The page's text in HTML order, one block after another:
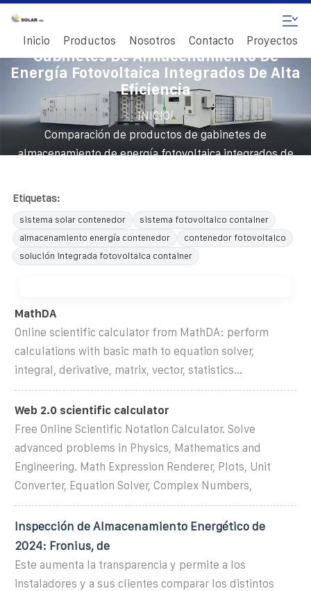
Inicio Productos Nosotros Contacto Proyectos
Comparación De Productos De
Gabinetes De Almacenamiento De
Energía Fotovoltaica Integrados De Alta
Eficiencia
INICIO/
Comparación de productos de gabinetes de
almacenamiento de energía fotovoltaica integrados de
Etiquetas:
sistema solar contenedor
sistema fotovoltaico container
almacenamiento energía contenedor
contenedor fotovoltaico
solución integrada fotovoltaica container
MathDA
Online scientific calculator from MathDA: perform
calculations with basic math to equation solver,
integral, derivative, matrix, vector, statistics...
Web 2.0 scientific calculator
Free Online Scientific Notation Calculator. Solve
advanced problems in Physics, Mathematics and
Engineering. Math Expression Renderer, Plots, Unit
Converter, Equation Solver, Complex Numbers,
Inspección de Almacenamiento Energético de
2024: Fronius, de
Este aumenta la transparencia y permite a los
instaladores y a sus clientes comparar los distintos